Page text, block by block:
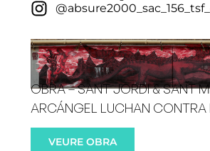
OBRA – SANT JORDI & SANT
ARCÁNGEL LUCHAN CONTRA
VEURE OBRA